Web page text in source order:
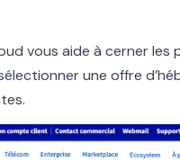
vous aide à cerner les
une offre